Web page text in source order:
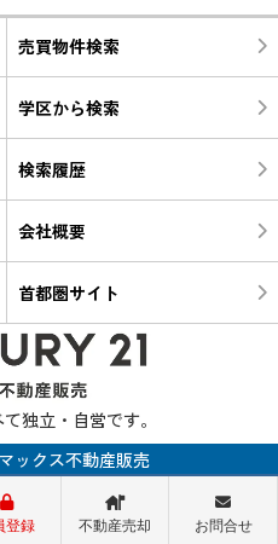
売買物件検索
学区から検索
検索履歴
会社概要
首都圏サイト
独立・自営です。
ックス不動産販売
登録 不動産売却 お問合せ